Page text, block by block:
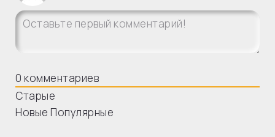
0 комментариев
Старые
Новые Популярные